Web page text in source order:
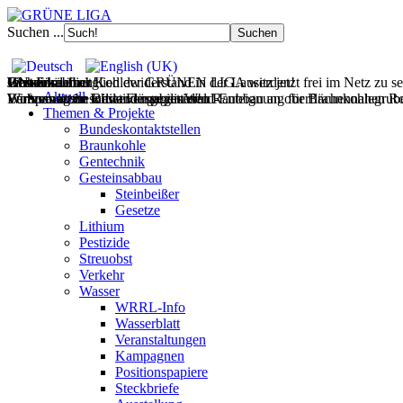
Suchen ...
Filmdoku über Kohlewiderstand in der Lausitz jetzt frei im Netz zu
Gesteinsabbau
Wir vernetzen Initiativen gegen den Raubbau an oberflächennahen
Wasser
Europas letzte wilde Flüsse retten!
Wohnen
Wohnraum im Bestand mobilisieren!
UNverkäuflich!
Verfassungsbeschwerde gegen Wald-Enteignung für
Jetzt Fördermitglied der GRÜNEN LIGA werden!
Aktuell
Themen & Projekte
Bundeskontaktstellen
Braunkohle
Gentechnik
Gesteinsabbau
Steinbeißer
Gesetze
Lithium
Pestizide
Streuobst
Verkehr
Wasser
WRRL-Info
Wasserblatt
Veranstaltungen
Kampagnen
Positionspapiere
Steckbriefe